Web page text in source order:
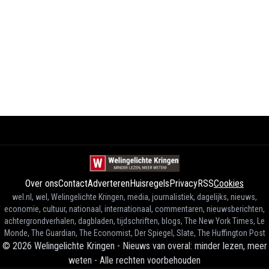
Over onsContactAdverterenHuisregelsPrivacyRSSCookies
wel.nl, wel, Welingelichte Kringen, media, journalistiek, dagelijks, nieuws,
economie, cultuur, nationaal, internationaal, commentaren, nieuwsberichten,
achtergrondverhalen, dagbladen, tijdschriften, blogs, The New York Times, Le
Monde, The Guardian, The Economist, Der Spiegel, Slate, The Huffington Post
© 2026 Welingelichte Kringen - Nieuws van overal: minder lezen, meer
weten - Alle rechten voorbehouden